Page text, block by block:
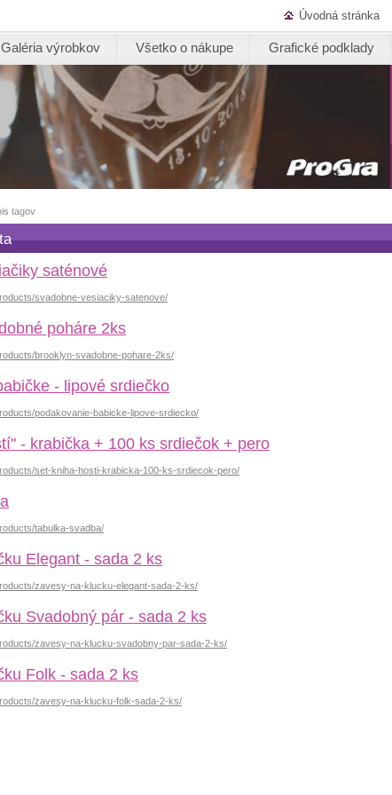
Úvodná stránka
Galéria výrobkov Všetko o nákupe Grafické podklady
tagov
saténové
svadobne-vesiaciky-satenove/
poháre 2ks
brooklyn-svadobne-pohare-2ks/
- lipové srdiečko
podakovanie-babicke-lipove-srdiecko/
- krabička + 100 ks srdiečok + pero
set-kniha-hosti-krabicka-100-ks-srdiecok-pero/
tabulka-svadba/
Elegant - sada 2 ks
zavesy-na-klucku-elegant-sada-2-ks/
Svadobný pár - sada 2 ks
zavesy-na-klucku-svadobny-par-sada-2-ks/
Folk - sada 2 ks
zavesy-na-klucku-folk-sada-2-ks/